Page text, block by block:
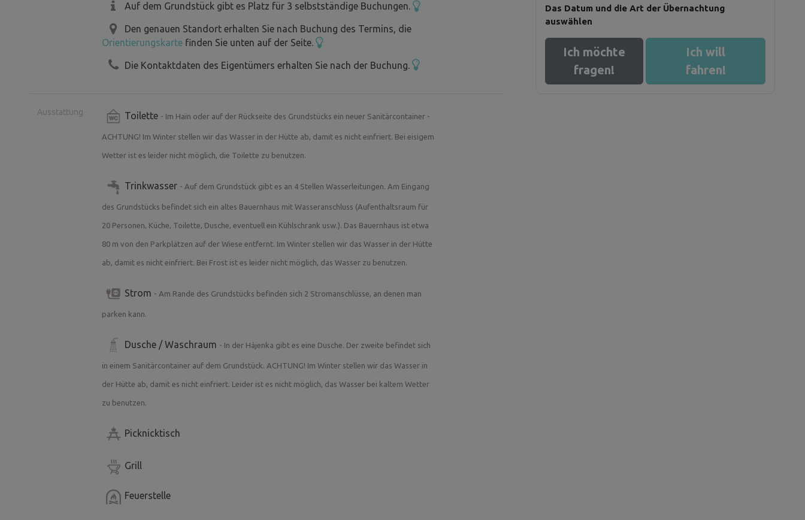
Stunden ist sie gefüllt und es braucht ca. 1-2 Stunden Holzheizung, um sie auf 33-
40° zu bringen. In der Zwischenzeit können Sie ein paar Würstchen braten oder einen
Spaziergang durch den Wald und die Umgebung machen.
Damen, Herren-Toiletten und Dusche, die Sie außerhalb des Winters verwenden
können, wenn wir das Wasser ablassen.
das Wasser kann erhitzt werden, dank der Ofen und Sie können in der Nacht
entspannen und beobachten Sie die Sterne aus dem erhitzten Wasser!
Das Gelände von U Staré Vápenky.cz wird ansonsten gerne für Feiern, kleinere
Hochzeiten, Familientreffen, Junggesellenabschiede, kleine Zeltlager, Paläste und so
Die Hütte (gegen Aufpreis) verfügt über einen Aufenthaltsraum für 20 Personen,
Auf dem Grundstück gibt es Platz für 3 selbstständige Buchungen.
Den genauen Standort erhalten Sie nach Buchung des Termins, die
Orientierungskarte finden Sie unten auf der Seite.
Die Kontaktdaten des Eigentümers erhalten Sie nach der Buchung.
Ausstattung Toilette - Im Hain oder auf der Rückseite des Grundstücks ein neuer Sanitärcontainer -
ACHTUNG! Im Winter stellen wir das Wasser in der Hütte ab, damit es nicht einfriert. Bei eisigem
Wetter ist es leider nicht möglich, die Toilette zu benutzen.
Trinkwasser - Auf dem Grundstück gibt es an 4 Stellen Wasserleitungen. Am Eingang
des Grundstücks befindet sich ein altes Bauernhaus mit Wasseranschluss (Aufenthaltsraum für
20 Personen, Küche, Toilette, Dusche, eventuell ein Kühlschrank usw.). Das Bauernhaus ist etwa
80 m von den Parkplätzen auf der Wiese entfernt. Im Winter stellen wir das Wasser in der Hütte
ab, damit es nicht einfriert. Bei Frost ist es leider nicht möglich, das Wasser zu benutzen.
Strom - Am Rande des Grundstücks befinden sich 2 Stromanschlüsse, an denen man
parken kann.
Dusche / Waschraum - In der Hájenka gibt es eine Dusche. Der zweite befindet sich
in einem Sanitärcontainer auf dem Grundstück. ACHTUNG! Im Winter stellen wir das Wasser in
der Hütte ab, damit es nicht einfriert. Leider ist es nicht möglich, das Wasser bei kaltem Wetter
zu benutzen.
Picknicktisch
Grill
Feuerstelle
Das Datum und die Art der Übernachtung
auswählen
Ich möchte
fragen!
Ich will
fahren!